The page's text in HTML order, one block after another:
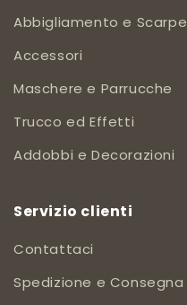
Abbigliamento e Scarpe
Accessori
Maschere e Parrucche
Trucco ed Effetti
Addobbi e Decorazioni
Servizio clienti
Contattaci
Spedizione e Consegna